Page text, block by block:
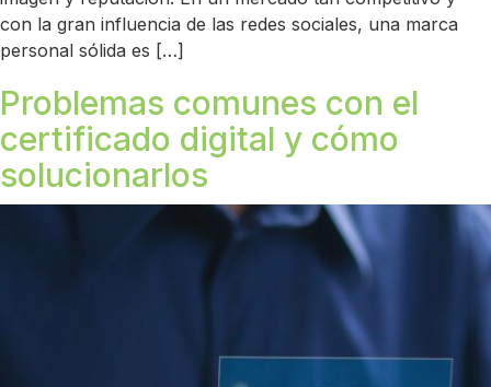
con la gran influencia de las redes sociales, una marca
personal sólida es […]
Problemas comunes con el
certificado digital y cómo
solucionarlos